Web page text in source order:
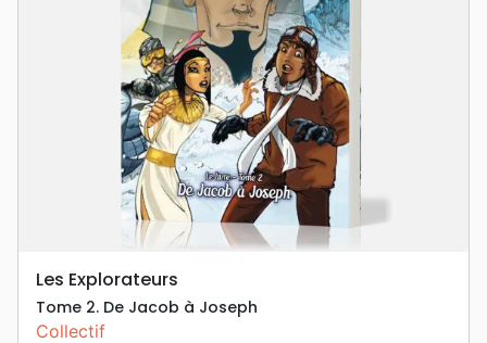
Les Explorateurs
Tome 2. De Jacob à Joseph
Collectif